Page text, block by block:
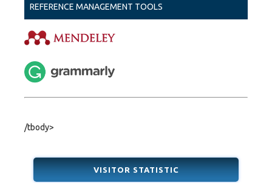
REFERENCE MANAGEMENT TOOLS
/tbody>
VISITOR STATISTIC